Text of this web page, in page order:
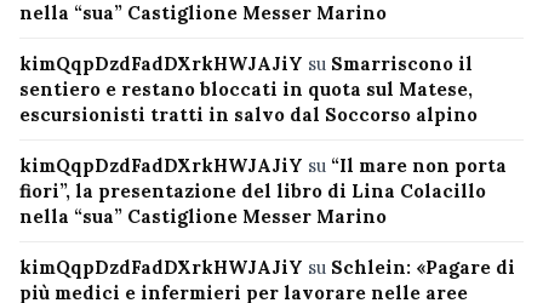
nella “sua” Castiglione Messer Marino
kimQqpDzdFadDXrkHWJAJiY su Smarriscono il
sentiero e restano bloccati in quota sul Matese,
escursionisti tratti in salvo dal Soccorso alpino
kimQqpDzdFadDXrkHWJAJiY su “Il mare non porta
fiori”, la presentazione del libro di Lina Colacillo
nella “sua” Castiglione Messer Marino
kimQqpDzdFadDXrkHWJAJiY su Schlein: «Pagare di
più medici e infermieri per lavorare nelle aree